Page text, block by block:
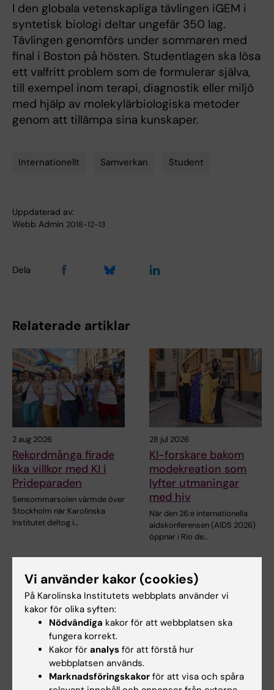
I den globala vetenskapliga tävlingen iGEM i
syntetisk biologi deltar ungefär 350 lag.
Tävlingen genomförs under sommaren med
final i Boston på hösten. Studentlagen ska lösa
ett valfritt problem som de formulerar själva,
till exempel inom terapi, diagnostik eller miljö
med hjälp av molekylärbiologiska metoder
genom att tillämpa sina kunskaper.
Internationellt Samverkan Student
Uppdaterad av:
Webb Admin 2018-12-13
Dela
Relaterade artiklar
2 aug 2026
Rekordmånga firade
lika villkor med KI i
Prideparaden
Sensommarsolen värmde över
Stockholm när Karolinska
Institutet deltog i…
28 jul 2026
KI-forskare bakom
modekreation som
lyfter utmaningar
med hiv
När den 26:e internationella
aidskonferensen (AIDS 2026)
öppnar i Rio de…
23 jul 2026
KI-forskare bidrar till
Centrum för
Vi använder kakor (cookies)
På Karolinska Institutets webbplats använder vi
kakor för olika syften:
Nödvändiga kakor för att webbplatsen ska
fungera korrekt.
Kakor för analys för att förstå hur
webbplatsen används.
Marknadsföringskakor för att visa och spåra